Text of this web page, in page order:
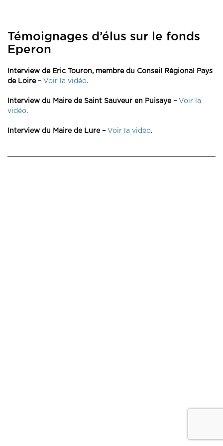
Témoignages d’élus sur le fonds
Eperon
Interview de Eric Touron, membre du Conseil Régional Pays
de Loire – Voir la vidéo.
Interview du Maire de Saint Sauveur en Puisaye – Voir la
vidéo.
Interview du Maire de Lure – Voir la vidéo.